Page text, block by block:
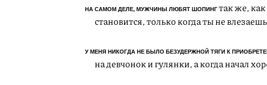
НА САМОМ ДЕЛЕ, МУЖЧИНЫ ЛЮБЯТ ШОПИНГ так же,
становится, только когда ты не
У МЕНЯ НИКОГДА НЕ БЫЛО БЕЗУДЕРЖНОЙ ТЯГИ К
на девчонок и гулянки, а когда начал